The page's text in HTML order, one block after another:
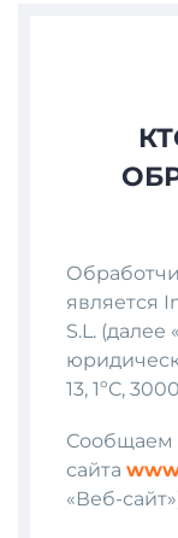
является
S.L. (далее
13, 1ºC,
Сообщаем
сайта www
«Веб-